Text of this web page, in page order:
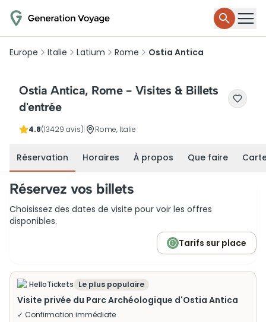
Europe Italie Latium Rome Ostia Antica
Ostia Antica, Rome - Visites & Billets
d'entrée
4.8(13429 avis) Rome, Italie
Réservation Horaires À propos Que faire
Réservez vos billets
Choisissez des dates de visite pour voir les offres
disponibles.
Tarifs sur place
HelloTickets Le plus populaire
Visite privée du Parc Archéologique d'Ostia Antica
✓ Confirmation immédiate